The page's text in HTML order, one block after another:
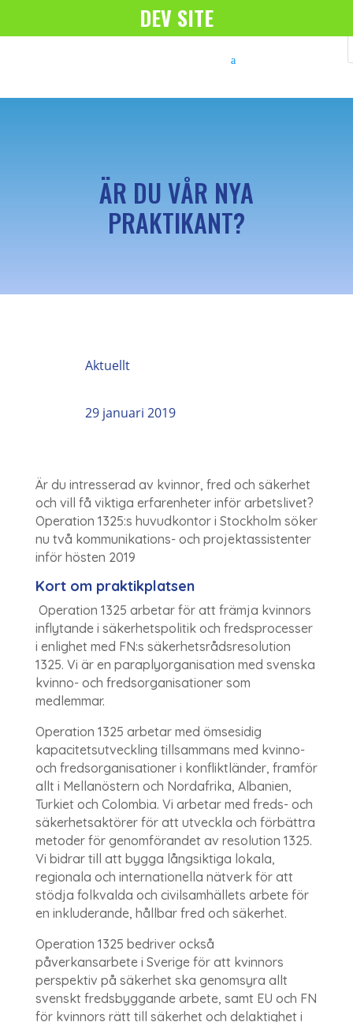
DEV SITE
ÄR DU VÅR NYA
PRAKTIKANT?
Aktuellt
29 januari 2019
Är du intresserad av kvinnor, fred och säkerhet
och vill få viktiga erfarenheter inför arbetslivet?
Operation 1325:s huvudkontor i Stockholm söker
nu två kommunikations- och projektassistenter
inför hösten 2019
Kort om praktikplatsen
Operation 1325 arbetar för att främja kvinnors
inflytande i säkerhetspolitik och fredsprocesser
i enlighet med FN:s säkerhetsrådsresolution
1325. Vi är en paraplyorganisation med svenska
kvinno- och fredsorganisationer som
medlemmar.
Operation 1325 arbetar med ömsesidig
kapacitetsutveckling tillsammans med kvinno-
och fredsorganisationer i konfliktländer, framför
allt i Mellanöstern och Nordafrika, Albanien,
Turkiet och Colombia. Vi arbetar med freds- och
säkerhetsaktörer för att utveckla och förbättra
metoder för genomförandet av resolution 1325.
Vi bidrar till att bygga långsiktiga lokala,
regionala och internationella nätverk för att
stödja folkvalda och civilsamhällets arbete för
en inkluderande, hållbar fred och säkerhet.
Operation 1325 bedriver också
påverkansarbete i Sverige för att kvinnors
perspektiv på säkerhet ska genomsyra allt
svenskt fredsbyggande arbete, samt EU och FN
för kvinnors rätt till säkerhet och delaktighet i